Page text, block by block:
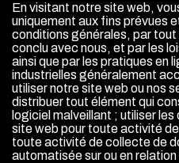
En visitant notre site web,
uniquement aux fins prévues
conditions générales, par
conclu avec nous, et par les
ainsi que par les pratiques en
industrielles généralement
utiliser notre site web ou nos
distribuer tout élément qui
logiciel malveillant ; utiliser
site web pour toute activité
toute activité de collecte de
automatisée sur ou en